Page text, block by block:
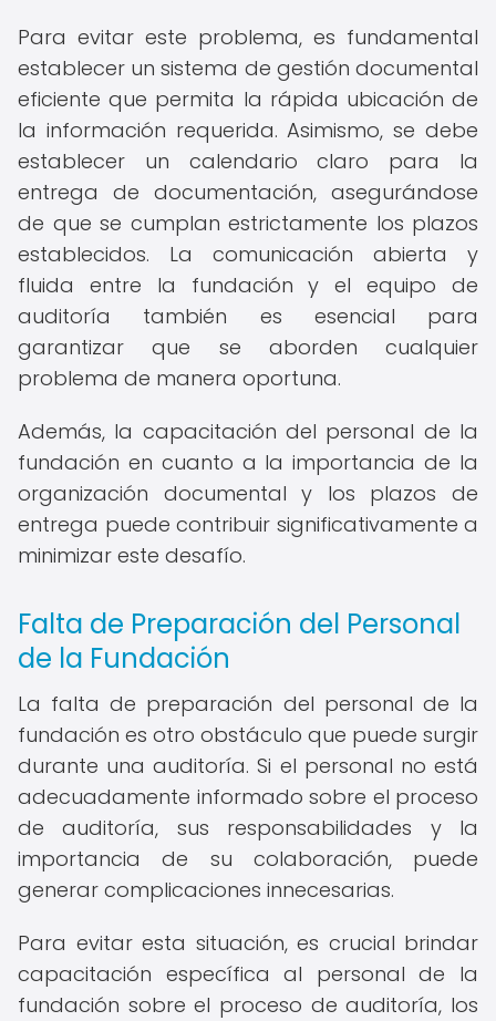
Para evitar este problema, es fundamental
establecer un sistema de gestión documental
eficiente que permita la rápida ubicación de
la información requerida. Asimismo, se debe
establecer un calendario claro para la
entrega de documentación, asegurándose
de que se cumplan estrictamente los plazos
establecidos. La comunicación abierta y
fluida entre la fundación y el equipo de
auditoría también es esencial para
garantizar que se aborden cualquier
problema de manera oportuna.
Además, la capacitación del personal de la
fundación en cuanto a la importancia de la
organización documental y los plazos de
entrega puede contribuir significativamente a
minimizar este desafío.
Falta de Preparación del Personal
de la Fundación
La falta de preparación del personal de la
fundación es otro obstáculo que puede surgir
durante una auditoría. Si el personal no está
adecuadamente informado sobre el proceso
de auditoría, sus responsabilidades y la
importancia de su colaboración, puede
generar complicaciones innecesarias.
Para evitar esta situación, es crucial brindar
capacitación específica al personal de la
fundación sobre el proceso de auditoría, los